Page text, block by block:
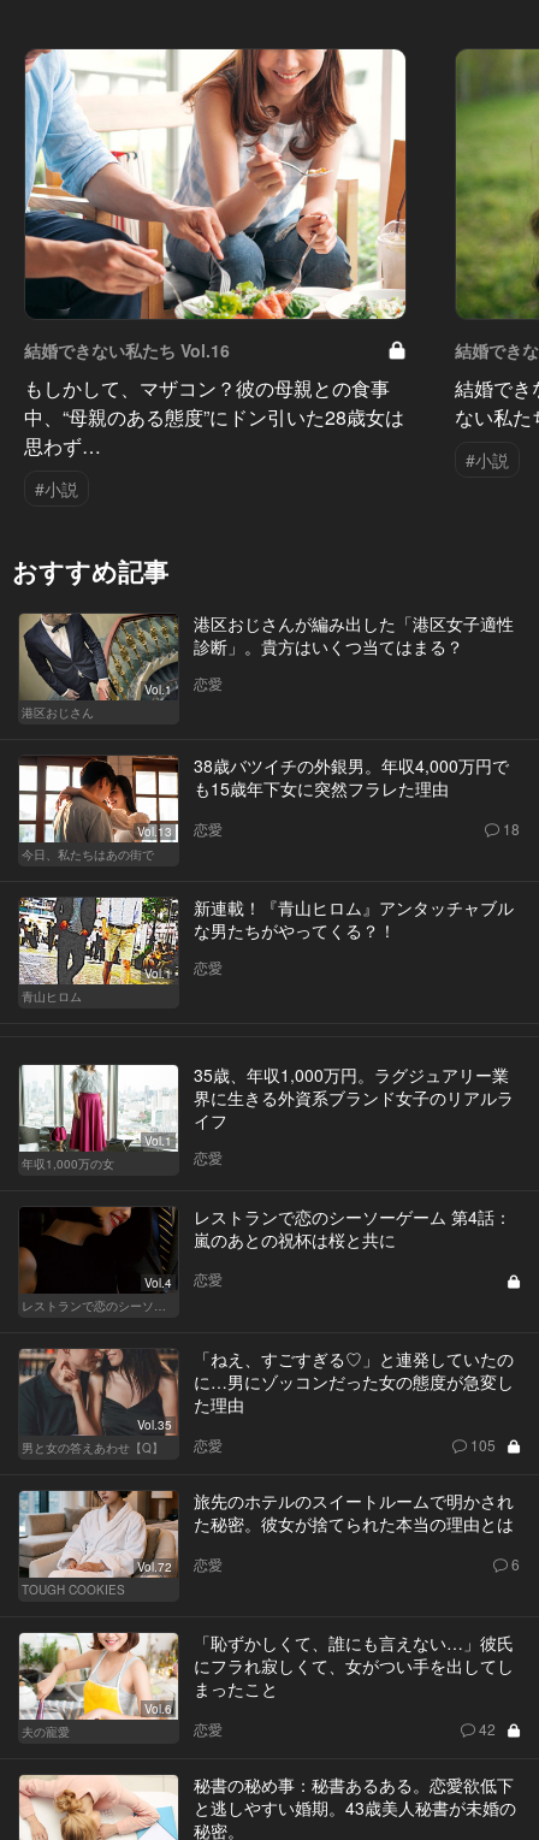
結婚できない私たち Vol.16
もしかして、マザコン？彼の母親との食事
中、“母親のある態度”にドン引いた28歳女は
思わず…
#小説
結婚でき
結婚でき
ない私た
#小説
おすすめ記事
Vol.1
港区おじさん
港区おじさんが編み出した「港区女子適性
診断」。貴方はいくつ当てはまる？
恋愛
Vol.13
今日、私たちはあの街で
38歳バツイチの外銀男。年収4,000万円で
も15歳年下女に突然フラレた理由
恋愛 18
Vol.1
青山ヒロム
新連載！『青山ヒロム』アンタッチャブル
な男たちがやってくる？！
恋愛
Vol.1
年収1,000万の女
35歳、年収1,000万円。ラグジュアリー業
界に生きる外資系ブランド女子のリアルラ
イフ
恋愛
Vol.4
レストランで恋のシーソーゲーム（WOMAN）
レストランで恋のシーソーゲーム 第4話：
嵐のあとの祝杯は桜と共に
恋愛
Vol.35
男と女の答えあわせ【Q】
「ねえ、すごすぎる♡」と連発していたの
に…男にゾッコンだった女の態度が急変し
た理由
恋愛 105
Vol.72
TOUGH COOKIES
旅先のホテルのスイートルームで明かされ
た秘密。彼女が捨てられた本当の理由とは
恋愛 6
Vol.6
夫の寵愛
「恥ずかしくて、誰にも言えない…」彼氏
にフラれ寂しくて、女がつい手を出してし
まったこと
恋愛 42
秘書の秘め事：秘書あるある。恋愛欲低下
と逃しやすい婚期。43歳美人秘書が未婚の
秘密。